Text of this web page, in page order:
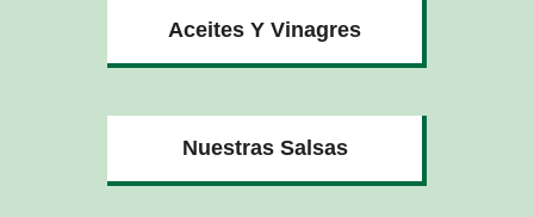
Aceites Y Vinagres
Nuestras Salsas